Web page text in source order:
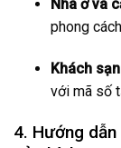
Nhà ở và
phong
Khách
với mã số
4. Hướng